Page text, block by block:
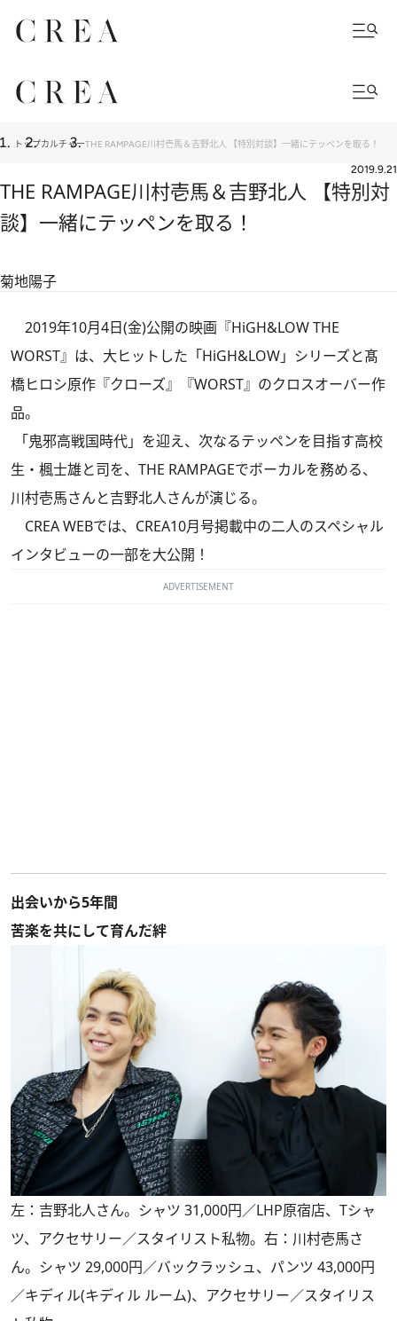
トップカルチャーTHE RAMPAGE川村壱馬＆吉野北人 【特別対談】一緒にテッペンを取る！
2019.9.21
THE RAMPAGE川村壱馬＆吉野北人 【特別対
談】一緒にテッペンを取る！
菊地陽子
2019年10月4日(金)公開の映画『HiGH&LOW THE
WORST』は、大ヒットした「HiGH&LOW」シリーズと髙
橋ヒロシ原作『クローズ』『WORST』のクロスオーバー作
品。
「鬼邪高戦国時代」を迎え、次なるテッペンを目指す高校
生・楓士雄と司を、THE RAMPAGEでボーカルを務める、
川村壱馬さんと吉野北人さんが演じる。
CREA WEBでは、 CREA10月号掲載中の二人のスペシャル
インタビューの一部を大公開！
ADVERTISEMENT
出会いから5年間
苦楽を共にして育んだ絆
左：吉野北人さん。シャツ 31,000円／LHP原宿店、Tシャ
ツ、アクセサリー／スタイリスト私物。右：川村壱馬さ
ん。シャツ 29,000円／バックラッシュ、パンツ 43,000円
／キディル(キディル ルーム)、アクセサリー／スタイリス